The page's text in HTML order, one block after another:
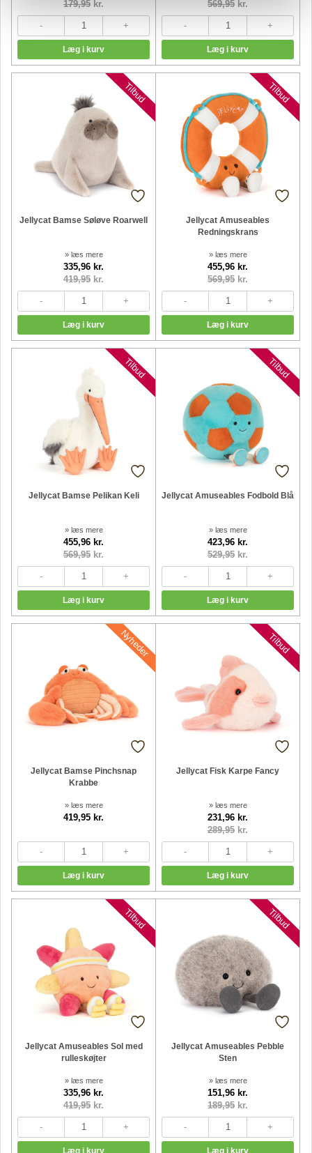
179,95 kr.
569,95 kr.
Jellycat Bamse Søløve Roarwell
» læs mere
335,96 kr.
419,95 kr.
Nyheder
Tilbud
Jellycat Amuseables
Redningskrans
» læs mere
455,96 kr.
569,95 kr.
Nyheder
Tilbud
Jellycat Bamse Pelikan Keli
» læs mere
455,96 kr.
569,95 kr.
Nyheder
Tilbud
Jellycat Amuseables Fodbold Blå
» læs mere
423,96 kr.
529,95 kr.
Nyheder
Tilbud
Jellycat Bamse Pinchsnap
Krabbe
» læs mere
419,95 kr.
Nyheder
Jellycat Fisk Karpe Fancy
» læs mere
231,96 kr.
289,95 kr.
Nyheder
Tilbud
Jellycat Amuseables Sol med
rulleskøjter
» læs mere
335,96 kr.
419,95 kr.
Nyheder
Tilbud
Jellycat Amuseables Pebble
Sten
» læs mere
151,96 kr.
189,95 kr.
Nyheder
Tilbud